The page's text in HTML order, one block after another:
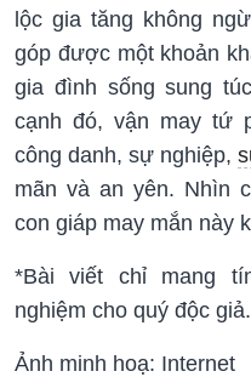
lộc gia tăng không
góp được một khoản
gia đình sống sung
cạnh đó, vận may tứ
công danh, sự nghiệp,
mãn và an yên. Nhìn
con giáp may mắn này
*Bài viết chỉ mang
nghiệm cho quý độc giả.
Ảnh minh hoạ: Internet